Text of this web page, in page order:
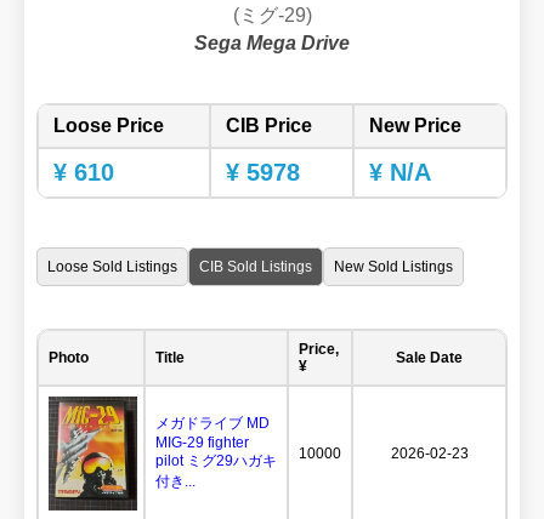
(ミグ-29)
Sega Mega Drive
Loose Price CIB Price New Price
¥ 610 ¥ 5978 ¥ N/A
Loose Sold Listings CIB Sold Listings New Sold Listings
Photo Title
Price,
¥
Sale Date
メガドライブ MD
MIG-29 fighter
pilot ミグ29ハガキ
付き...
10000 2026-02-23